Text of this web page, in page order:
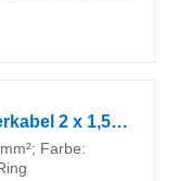
MANAX® Lautsprecherkabel 2 x 1,5mm² rot/schwarz 20 m Ring
Farbe: